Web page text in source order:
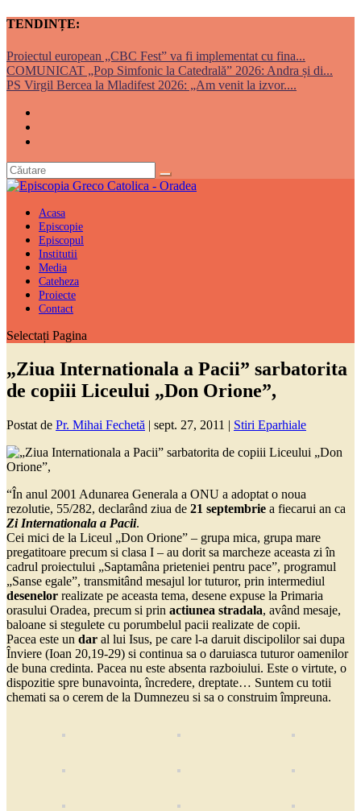
TENDINȚE:
Proiectul european „CBC Fest” va fi implementat cu fina...
COMUNICAT „Pop Simfonic la Catedrală” 2026: Andra și di...
PS Virgil Bercea la Mladifest 2026: „Am venit la izvor....
Acasa
Episcopie
Episcopul
Institutii
Media
Cateheza
Proiecte
Contact
Selectați Pagina
„Ziua Internationala a Pacii” sarbatorita
de copiii Liceului „Don Orione”,
Postat de Pr. Mihai Fechetă | sept. 27, 2011 | Stiri Eparhiale
“În anul 2001 Adunarea Generala a ONU a adoptat o noua
rezolutie, 55/282, declarând ziua de 21 septembrie a fiecarui an ca
Zi Internationala a Pacii.
Cei mici de la Liceul „Don Orione” – grupa mica, grupa mare
pregatitoare precum si clasa I – au dorit sa marcheze aceasta zi în
cadrul proiectului „Saptamâna prieteniei pentru pace”, programul
„Sanse egale”, transmitând mesajul lor tuturor, prin intermediul
desenelor realizate pe aceasta tema, desene expuse la Primaria
orasului Oradea, precum si prin actiunea stradala, având mesaje,
baloane si stegulete cu porumbelul pacii realizate de copii.
Pacea este un dar al lui Isus, pe care l-a daruit discipolilor sai dupa
Înviere (Ioan 20,19-29) si continua sa o daruiasca tuturor oamenilor
de buna credinta. Pacea nu este absenta razboiului. Este o virtute, o
dispozitie spre bunavointa, încredere, dreptate… Suntem cu totii
chemati sa o cerem de la Dumnezeu si sa o construim împreuna.